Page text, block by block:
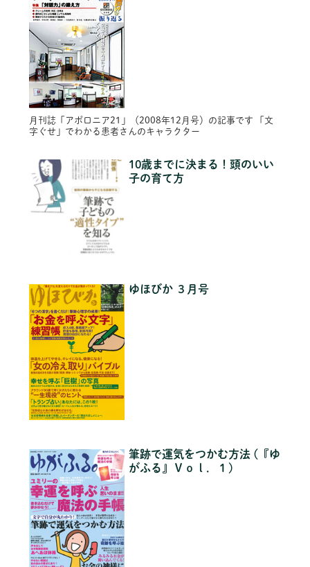
月刊誌「アポロニア21」（2008年12月号）の記事です 「文
字ぐせ」でわかる患者さんのキャラクター
10歳までに決まる！頭のいい
子の育て方
ゆほびか ３月号
筆跡で運気をつかむ方法 (『ゆ
がふる』Ｖｏｌ．１)